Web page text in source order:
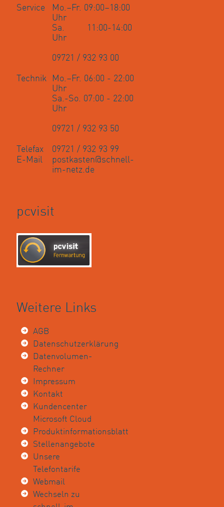
Service
Mo.–Fr. 09:00–18:00
Uhr
Sa. 11:00-14:00
Uhr
09721 / 932 93 00
Technik
Mo.–Fr. 06:00 - 22:00
Uhr
Sa.-So. 07:00 - 22:00
Uhr
09721 / 932 93 50
Telefax
09721 / 932 93 99
E-Mail
postkasten@schnell-
im-netz.de
pcvisit
Weitere Links
AGB
Datenschutzerklärung
Datenvolumen-
Rechner
Impressum
Kontakt
Kundencenter
Microsoft Cloud
Produktinformationsblatt
Stellenangebote
Unsere
Telefontarife
Webmail
Wechseln zu